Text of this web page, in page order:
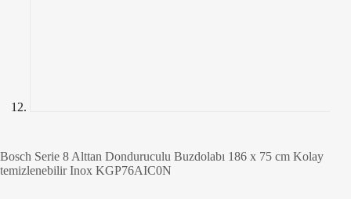
Bosch Serie 8 Alttan Donduruculu Buzdolabı 186 x 75 cm Kolay
temizlenebilir Inox KGP76AIC0N